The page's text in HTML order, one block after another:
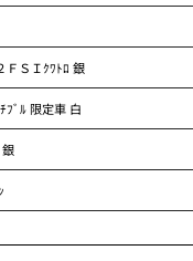
ＦＳＩｸﾜﾄﾛ 銀
ﾌﾞﾙ 限定車 白